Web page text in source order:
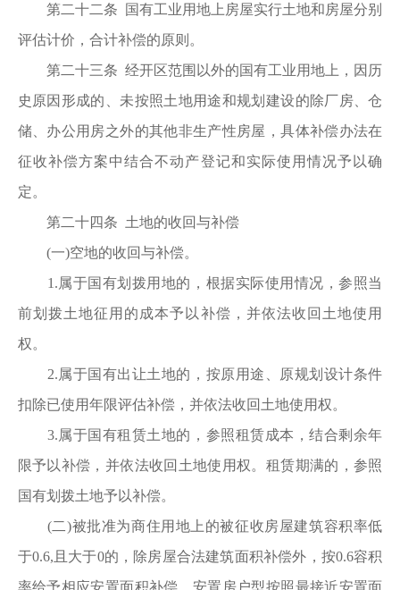
第二十二条 国有工业用地上房屋实行土地和房屋分别
评估计价，合计补偿的原则。
第二十三条 经开区范围以外的国有工业用地上，因历
史原因形成的、未按照土地用途和规划建设的除厂房、仓
储、办公用房之外的其他非生产性房屋，具体补偿办法在
征收补偿方案中结合不动产登记和实际使用情况予以确
定。
第二十四条 土地的收回与补偿
(一)空地的收回与补偿。
1.属于国有划拨用地的，根据实际使用情况，参照当
前划拨土地征用的成本予以补偿，并依法收回土地使用
权。
2.属于国有出让土地的，按原用途、原规划设计条件
扣除已使用年限评估补偿，并依法收回土地使用权。
3.属于国有租赁土地的，参照租赁成本，结合剩余年
限予以补偿，并依法收回土地使用权。租赁期满的，参照
国有划拨土地予以补偿。
(二)被批准为商住用地上的被征收房屋建筑容积率低
于0.6,且大于0的，除房屋合法建筑面积补偿外，按0.6容积
率给予相应安置面积补偿，安置房户型按照最接近安置面